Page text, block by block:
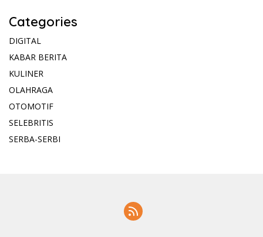
Categories
DIGITAL
KABAR BERITA
KULINER
OLAHRAGA
OTOMOTIF
SELEBRITIS
SERBA-SERBI